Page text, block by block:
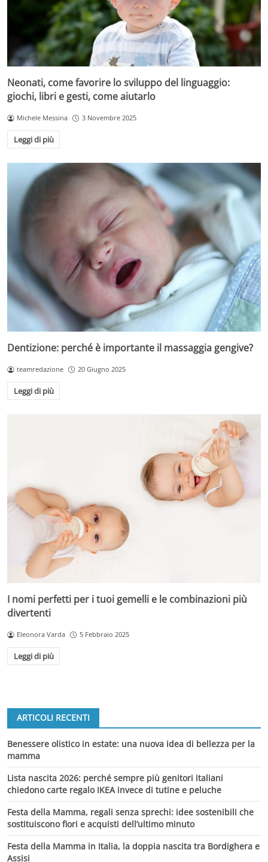
Neonati, come favorire lo sviluppo del linguaggio:
giochi, libri e gesti, come aiutarlo
Michele Messina 3 Novembre 2025
Leggi di più
Dentizione: perché è importante il massaggia gengive?
teamredazione 20 Giugno 2025
Leggi di più
I nomi perfetti per i tuoi gemelli e le combinazioni più
divertenti
Eleonora Varda 5 Febbraio 2025
Leggi di più
ARTICOLI RECENTI
Benessere olistico in estate: una nuova idea di bellezza per la
mamma
Lista nascita 2026: perché sempre più genitori italiani
chiedono carte regalo IKEA invece di tutine e peluche
Festa della Mamma, regali senza sprechi: idee sostenibili che
sostituiscono fiori e acquisti dell’ultimo minuto
Festa della Mamma in Italia, la doppia nascita tra Bordighera e
Assisi